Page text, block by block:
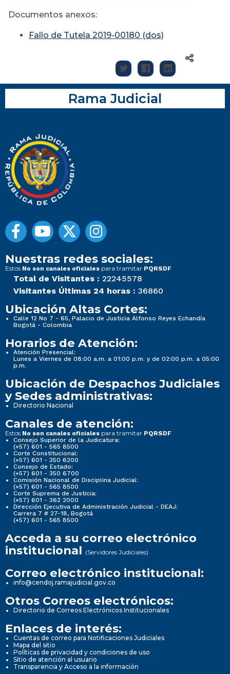
Documentos anexos:
Fallo de Tutela 2019-00180 (dos)
Rama Judicial
Nuestras redes sociales:
Estos No son canales oficiales para tramitar PQRSDF
Total de Visitantes : 22245578
Visitantes Últimas 24 horas : 36860
Ubicación Altas Cortes:
Calle 12 No 7 - 65, Palacio de Justicia Alfonso Reyes Echandía
Bogotá - Colombia
Horarios de Atención:
Atención Presencial:
Lunes a Viernes de 08:00 a.m. a 01:00 p.m. y de 02:00 p.m. a 05:00
p.m.
Ubicación de Despachos Judiciales
y Sedes administrativas:
Directorio Nacional
Canales de atención:
Estos No son canales oficiales para tramitar PQRSDF
Consejo Superior de la Judicatura:
(+57) 601 - 565 8500
Corte Constitucional:
(+57) 601 - 350 6200
Consejo de Estado:
(+57) 601 - 350 6700
Comisión Nacional de Disciplina Judicial:
(+57) 601 - 565 8500
Corte Suprema de Justicia:
(+57) 601 - 362 2000
Dirección Ejecutiva de Administración Judicial - DEAJ:
Carrera 7 # 27-18, Bogotá
(+57) 601 - 565 8500
Acceda a su correo electrónico
institucional (Servidores Judiciales)
Correo electrónico institucional:
info@cendoj.ramajudicial.gov.co
Otros Correos electrónicos:
Directorio de Correos Electrónicos Institucionales
Enlaces de interés:
Cuentas de correo para Notificaciones Judiciales
Mapa del sitio
Políticas de privacidad y condiciones de uso
Sitio de atención al usuario
Transparencia y Acceso a la información